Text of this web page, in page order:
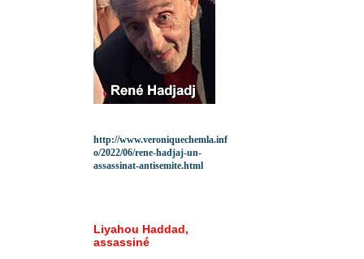
http://www.veroniquechemla.inf
o/2022/06/rene-hadjaj-un-
assassinat-antisemite.html
Liyahou Haddad,
assassiné